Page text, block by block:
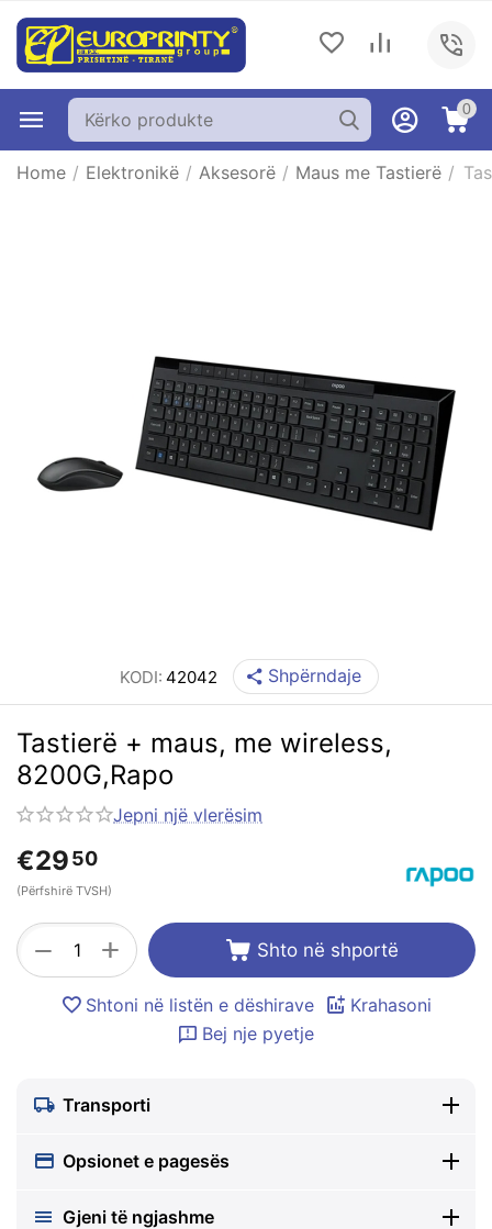
0
Home / Elektronikë / Aksesorë / Maus me Tastierë /
KODI: 42042 Shpërndaje
Tastierë + maus, me wireless,
8200G,Rapo
Jepni një vlerësim
€2950
(Përfshirë TVSH)
+
− Shto në shportë
Shtoni në listën e dëshirave
Krahasoni
Bej nje pyetje
Transporti
Opsionet e pagesës
Gjeni të ngjashme